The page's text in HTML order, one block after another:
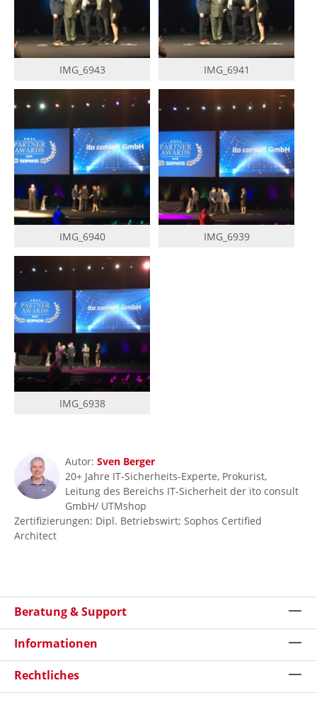
IMG_6943 IMG_6941
IMG_6940 IMG_6939
IMG_6938
Autor: Sven Berger
20+ Jahre IT-Sicherheits-Experte, Prokurist,
Leitung des Bereichs IT-Sicherheit der ito consult
GmbH/ UTMshop
Zertifizierungen: Dipl. Betriebswirt; Sophos Certified
Architect
Beratung & Support
Informationen
Rechtliches